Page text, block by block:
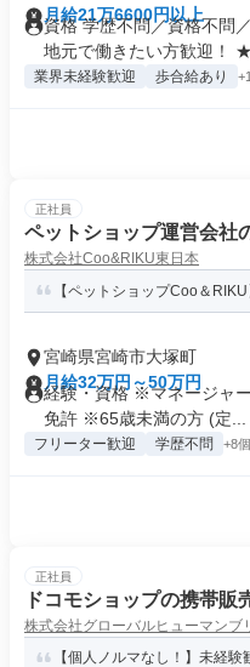
月給21万6600円以上
資格 学歴不問／資格不問
地元で働きたい方歓迎！
業界未経験歓迎 歩合給あり
正社員
ペットショップ運営会社
株式会社Coo&RIKU東日本
【ペットショップCoo＆
宮崎県宮崎市大塚町
月給32万円～50万円
経験・資格 ※マネージャ
免許 ※65歳未満の方 (定...
フリーター歓迎 学歴不問 +8個
正社員
ドコモショップの携帯販
株式会社グローバルヒューマンブ
【個人ノルマなし！】未経